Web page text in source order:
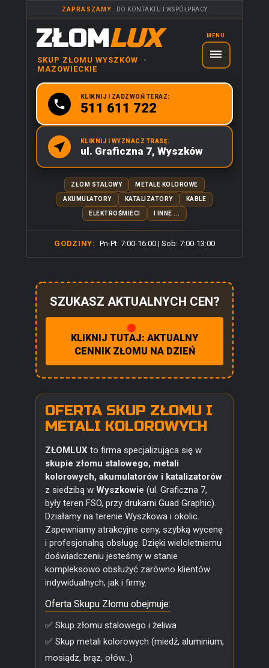
ZAPRASZAMY DO KONTAKTU I WSPÓŁPRACY
ZŁOMLUX
SKUP ZŁOMU WYSZKÓW
•
MAZOWIECKIE
MENU
KLIKNIJ I ZADZWOŃ TERAZ:
511 611 722
KLIKNIJ I WYZNACZ TRASĘ:
ul. Graficzna 7, Wyszków
ZŁOM STALOWY METALE KOLOROWE
AKUMULATORY KATALIZATORY KABLE
ELEKTROŚMIECI I INNE ...
GODZINY: Pn-Pt: 7:00-16:00 | Sob: 7:00-13:00
SZUKASZ AKTUALNYCH CEN?
KLIKNIJ TUTAJ: AKTUALNY
CENNIK ZŁOMU NA DZIEŃ
OFERTA SKUP ZŁOMU I
METALI KOLOROWYCH
ZŁOMLUX to firma specjalizująca się w
skupie złomu stalowego, metali
kolorowych, akumulatorów i katalizatorów
z siedzibą w Wyszkowie (ul. Graficzna 7,
były teren FSO, przy drukarni Guad Graphic).
Działamy na terenie Wyszkowa i okolic.
Zapewniamy atrakcyjne ceny, szybką wycenę
i profesjonalną obsługę. Dzięki wieloletniemu
doświadczeniu jesteśmy w stanie
kompleksowo obsłużyć zarówno klientów
indywidualnych, jak i firmy.
Oferta Skupu Złomu obejmuje:
✅ Skup złomu stalowego i żeliwa
✅ Skup metali kolorowych (miedź, aluminium,
mosiądz, brąz, ołów...)